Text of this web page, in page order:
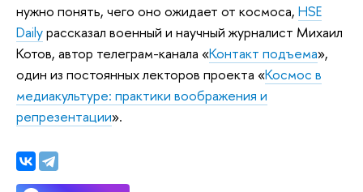
нужно понять, чего оно ожидает от космоса, HSE
Dailyрассказал военный и научный журналист Михаил
Котов, автор телеграм-канала «Контакт подъема»,
один из постоянных лекторов проекта «Космос в
медиакультуре: практики воображения и
репрезентации».